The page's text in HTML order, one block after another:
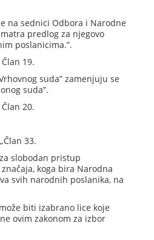
na sednici Odbora i Narodne
predlog za njegovo
poslanicima.”.
Član 19.
suda” zamenjuju se
suda”.
Član 20.
„Član 33.
slobodan pristup
koga bira Narodna
svih narodnih poslanika, na
biti izabrano lice koje
ovim zakonom za izbor